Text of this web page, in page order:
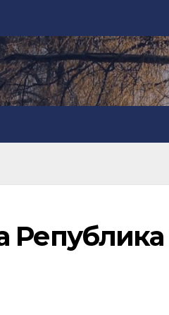
Република